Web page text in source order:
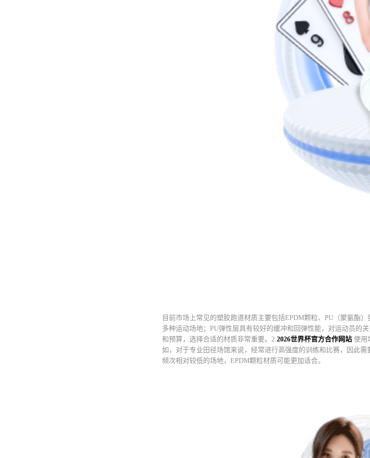
目前市场上常见的塑胶跑道材质主要包括EPDM颗粒、PU（聚氨酯
多种运动场地；PU弹性层具有较好的缓冲和回弹性能，对运动员的
和预算，选择合适的材质非常重要。2.2026世界杯官方合作网站 使用
如，对于专业田径场馆来说，经常进行高强度的训练和比赛，因此
频次相对较低的场地，EPDM颗粒材质可能更加适合。